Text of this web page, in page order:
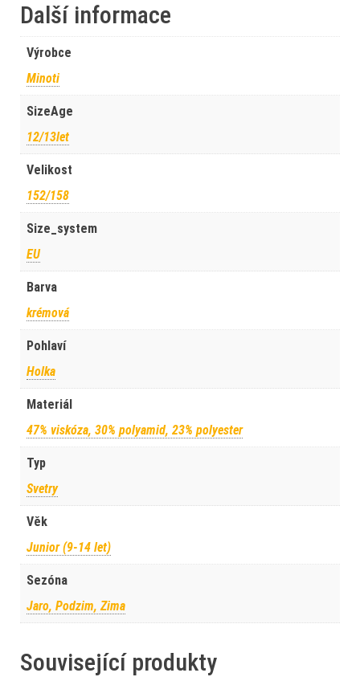
Další informace
Výrobce
Minoti
SizeAge
12/13let
Velikost
152/158
Size_system
EU
Barva
krémová
Pohlaví
Holka
Materiál
47% viskóza, 30% polyamid, 23% polyester
Typ
Svetry
Věk
Junior (9-14 let)
Sezóna
Jaro, Podzim, Zima
Související produkty